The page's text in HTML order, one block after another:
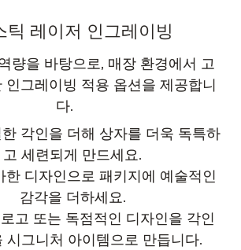
틱 레이저 인그레이빙
량을 바탕으로, 매장 환경에서 고
인그레이빙 적용 옵션을 제공합니
다.
각인을 더해 상자를 더욱 독특하
고 세련되게 만드세요.
한 디자인으로 패키지에 예술적인
감각을 더하세요.
고 또는 독점적인 디자인을 각인
시그니처 아이템으로 만듭니다.